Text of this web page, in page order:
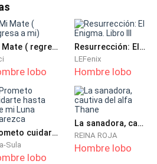
Mi Mate ( regresa a mi)
lobo
Resurrección: El Enigma. Libro III
LEFenix
Hombre lobo
Prometo cuidarte hasta que mi Luna aparezca
Sula
lobo
La sanadora, cautiva del alfa Thane
REINA ROJA
Hombre lobo